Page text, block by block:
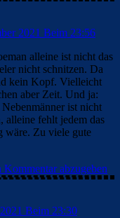
2021 Beim 23:56
alleine ist nicht das
nicht schnitzen. Da
kein Kopf. Vielleicht
aber Zeit. Und ja:
ist nicht
alleine fehlt jedem das
wäre. Zu viele gute
abzugeben
Beim 23:30